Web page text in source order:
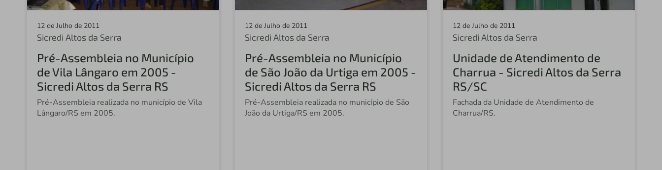
Sicredi Ajuricaba
Sicredi Alta Noroeste
Sicredi Holambra
Sicredi Serrana
Sicredi Paranapanema
12 de Julho de 2011
Sicredi Altos da Serra
Pré-Assembleia no Município
de Vila Lângaro em 2005 -
Sicredi Altos da Serra RS
Pré-Assembleia realizada no município de Vila
Lângaro/RS em 2005.
12 de Julho de 2011
Sicredi Altos da Serra
Pré-Assembleia no Município
de São João da Urtiga em 2005 -
Sicredi Altos da Serra RS
Pré-Assembleia realizada no município de São
João da Urtiga/RS em 2005.
12 de Julho de 2011
Sicredi Altos da Serra
Unidade de Atendimento de
Charrua - Sicredi Altos da Serra
RS/SC
Fachada da Unidade de Atendimento de
Charrua/RS.